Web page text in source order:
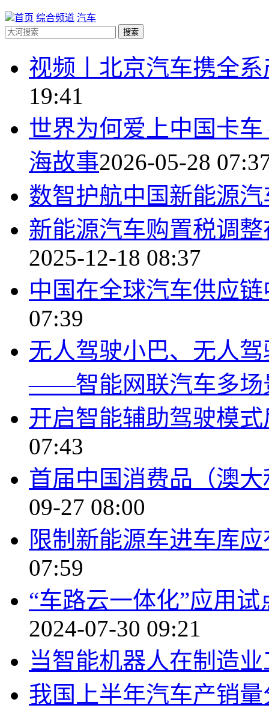
首页 综合频道 汽车
搜索
视频丨北京汽车携全
19:41
世界为何爱上中国卡
海故事2026-05-28
数智护航中国新能源汽
新能源汽车购置税调
2025-12-18 08:37
中国在全球汽车供应
07:39
无人驾驶小巴、无人
——智能网联汽车多场
开启智能辅助驾驶模
07:43
首届中国消费品（澳
09-27 08:00
限制新能源车进车库
07:59
“车路云一体化”应用
2024-07-30 09:21
当智能机器人在制造业
我国上半年汽车产销